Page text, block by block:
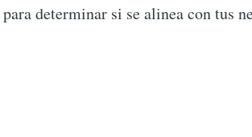
para determinar si se alinea con tus